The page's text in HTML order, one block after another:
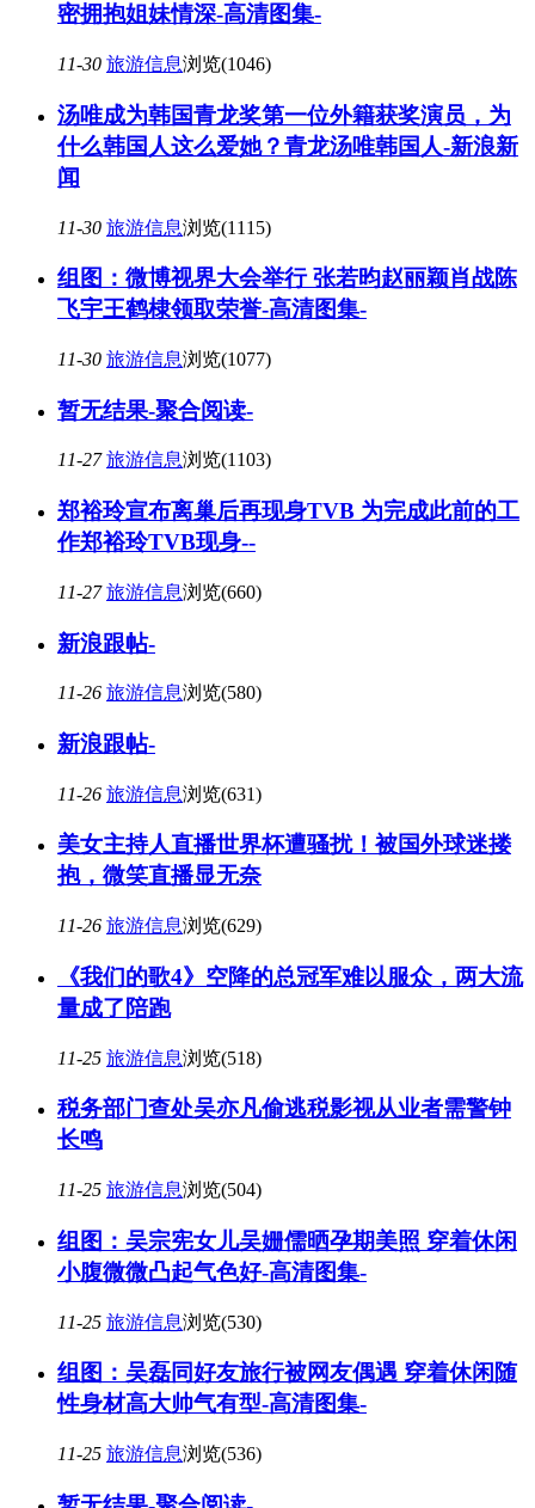
密拥抱姐妹情深-高清图集-
11-30 旅游信息浏览(1046)
汤唯成为韩国青龙奖第一位外籍获奖演员，为
什么韩国人这么爱她？青龙汤唯韩国人-新浪新
闻
11-30 旅游信息浏览(1115)
组图：微博视界大会举行 张若昀赵丽颖肖战陈
飞宇王鹤棣领取荣誉-高清图集-
11-30 旅游信息浏览(1077)
暂无结果-聚合阅读-
11-27 旅游信息浏览(1103)
郑裕玲宣布离巢后再现身TVB 为完成此前的工
作郑裕玲TVB现身--
11-27 旅游信息浏览(660)
新浪跟帖-
11-26 旅游信息浏览(580)
新浪跟帖-
11-26 旅游信息浏览(631)
美女主持人直播世界杯遭骚扰！被国外球迷搂
抱，微笑直播显无奈
11-26 旅游信息浏览(629)
《我们的歌4》空降的总冠军难以服众，两大流
量成了陪跑
11-25 旅游信息浏览(518)
税务部门查处吴亦凡偷逃税影视从业者需警钟
长鸣
11-25 旅游信息浏览(504)
组图：吴宗宪女儿吴姗儒晒孕期美照 穿着休闲
小腹微微凸起气色好-高清图集-
11-25 旅游信息浏览(530)
组图：吴磊同好友旅行被网友偶遇 穿着休闲随
性身材高大帅气有型-高清图集-
11-25 旅游信息浏览(536)